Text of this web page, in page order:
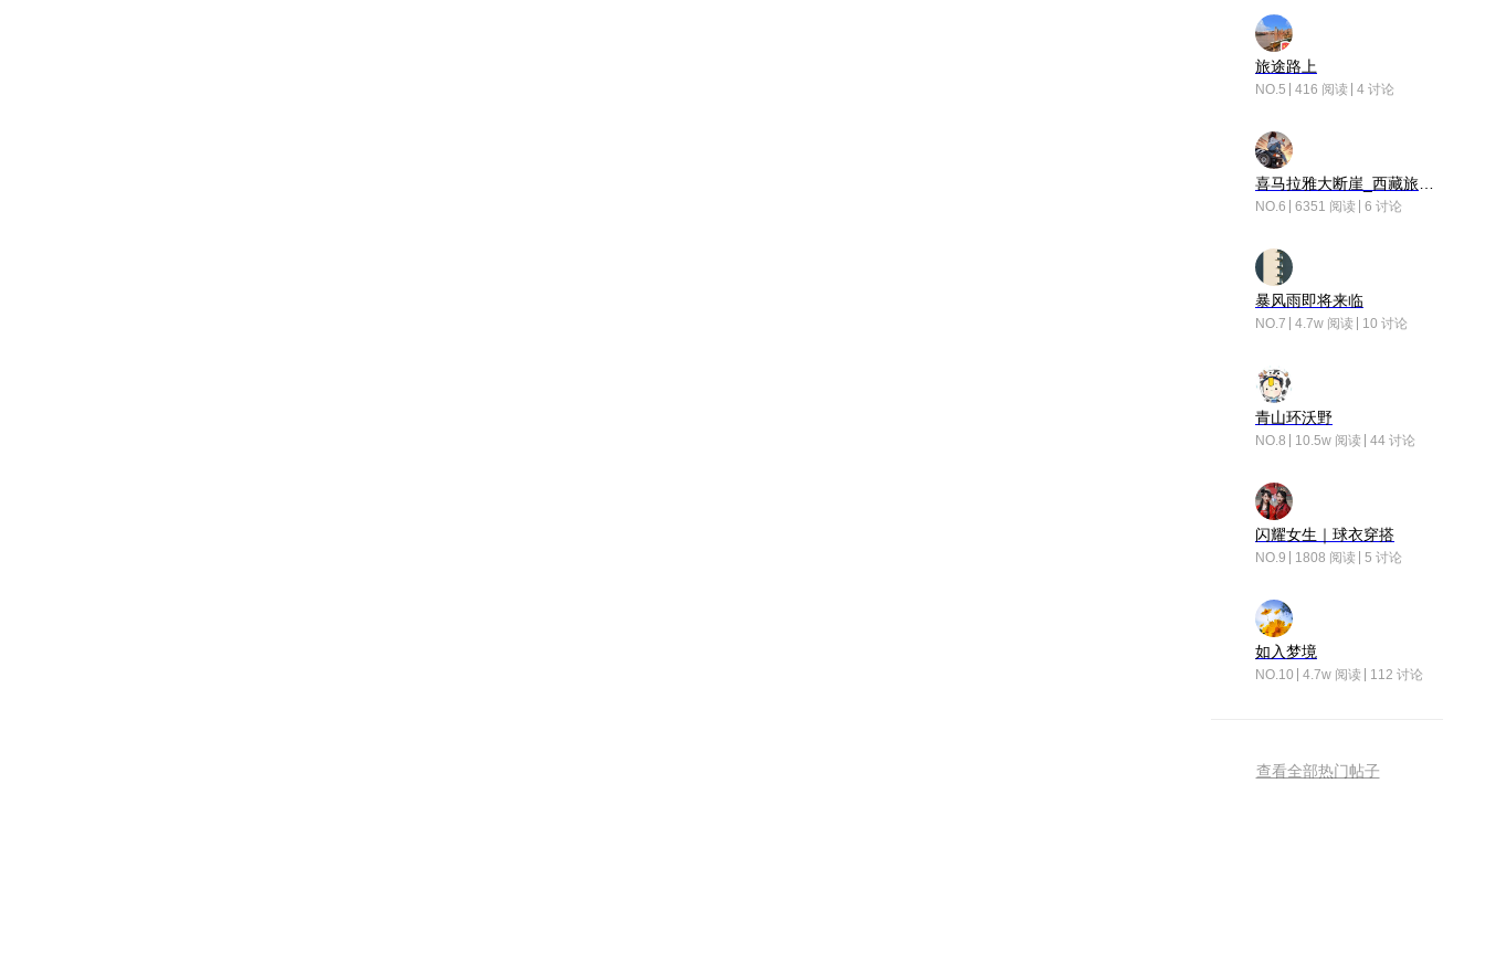
旅途路上
NO.5 416 阅读 4 讨论
NO.6 6351 阅读 6 讨论
暴风雨即将来临
NO.7 4.7w 阅读 10 讨论
青山环沃野
NO.8 10.5w 阅读 44 讨论
闪耀女生｜球衣穿搭
NO.9 1808 阅读 5 讨论
如入梦境
NO.10 4.7w 阅读 112 讨论
查看全部热门帖子